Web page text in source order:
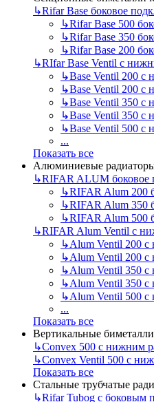
↳Rifar Base боковое
↳Rifar Base 500
↳Rifar Base 350
↳Rifar Base 200
↳RIfar Base Ventil с
↳Base Ventil 200
↳Base Ventil 200
↳Base Ventil 350
↳Base Ventil 350
↳Base Ventil 500
...
Показать все
Алюминиевые
↳RIFAR ALUM боковое
↳RIFAR Alum 200
↳RIFAR Alum 350
↳RIFAR Alum 500
↳RIFAR Alum Ventil с
↳Alum Ventil 200
↳Alum Ventil 200
↳Alum Ventil 350
↳Alum Ventil 350
↳Alum Ventil 500
...
Показать все
Вертикальные
↳Convex 500 с нижним
↳Convex Ventil 500 с
Показать все
Стальные трубчатые
↳Rifar Tubog с боковым